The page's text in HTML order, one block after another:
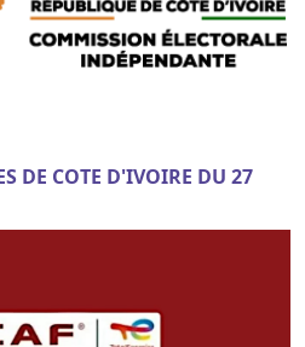
DE COTE D'IVOIRE DU 27